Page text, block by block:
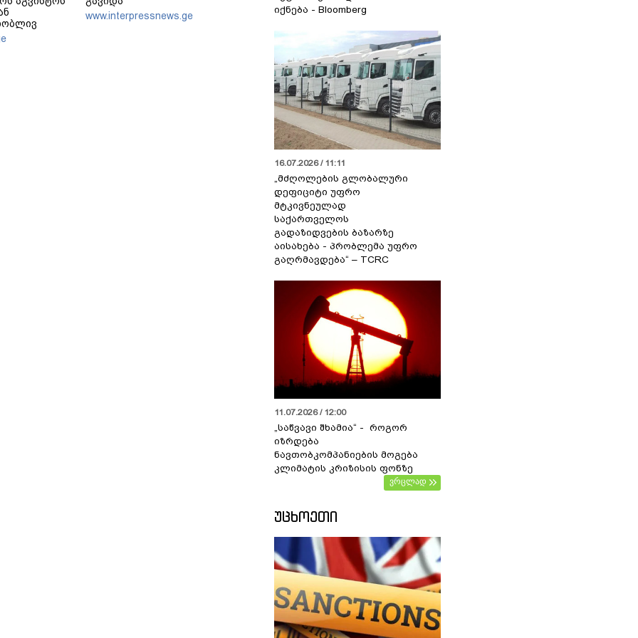
www.interpressnews.ge
იქნება - Bloomberg
16.07.2026 / 11:11
„მძღოლების გლობალური
დეფიციტი უფრო
მტკივნეულად
საქართველოს
გადაზიდვების ბაზარზე
აისახება - პრობლემა უფრო
გაღრმავდება“ – TCRC
11.07.2026 / 12:00
„საწვავი შხამია“ - როგორ
იზრდება
ნავთობკომპანიების მოგება
კლიმატის კრიზისის ფონზე
ვრცლად
ᲣᲪᲮᲝᲔᲗᲘ